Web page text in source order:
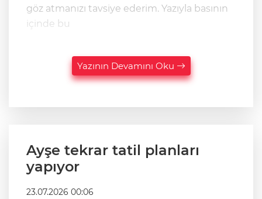
göz atmanızı tavsiye ederim. Yazıyla basının
içinde bu
Yazının Devamını Oku
Ayşe tekrar tatil planları
yapıyor
23.07.2026 00:06